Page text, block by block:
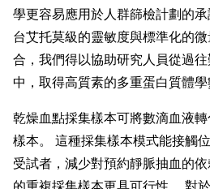
學更容易應用於人群篩檢計劃的
台艾托莫級的靈敏度與標準化的
合，我們得以協助研究人員從過
中，取得高質素的多重蛋白質體學
乾燥血點採集樣本可將數滴血液
樣本。 這種採集樣本模式能接觸
受試者，減少對預約靜脈抽血的
的重複採集樣本更具可行性。 對